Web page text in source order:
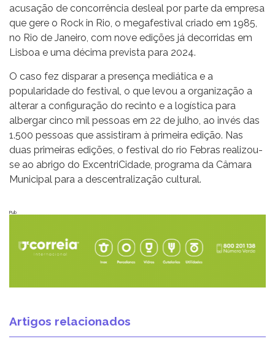
acusação de concorrência desleal por parte da empresa
que gere o Rock in Rio, o megafestival criado em 1985,
no Rio de Janeiro, com nove edições já decorridas em
Lisboa e uma décima prevista para 2024.
O caso fez disparar a presença mediática e a
popularidade do festival, o que levou a organização a
alterar a configuração do recinto e a logística para
albergar cinco mil pessoas em 22 de julho, ao invés das
1.500 pessoas que assistiram à primeira edição. Nas
duas primeiras edições, o festival do rio Febras realizou-
se ao abrigo do ExcentriCidade, programa da Câmara
Municipal para a descentralização cultural.
Pub
Artigos relacionados